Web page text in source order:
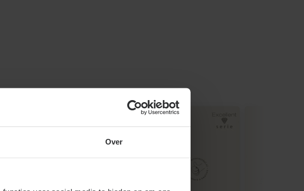
Over
wordt door andere planten, zodat de vorm intact blijft.
occidentalis 'Smaragd' snoeien en